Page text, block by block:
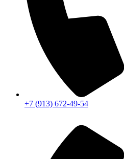
+7 (913) 672-49-54